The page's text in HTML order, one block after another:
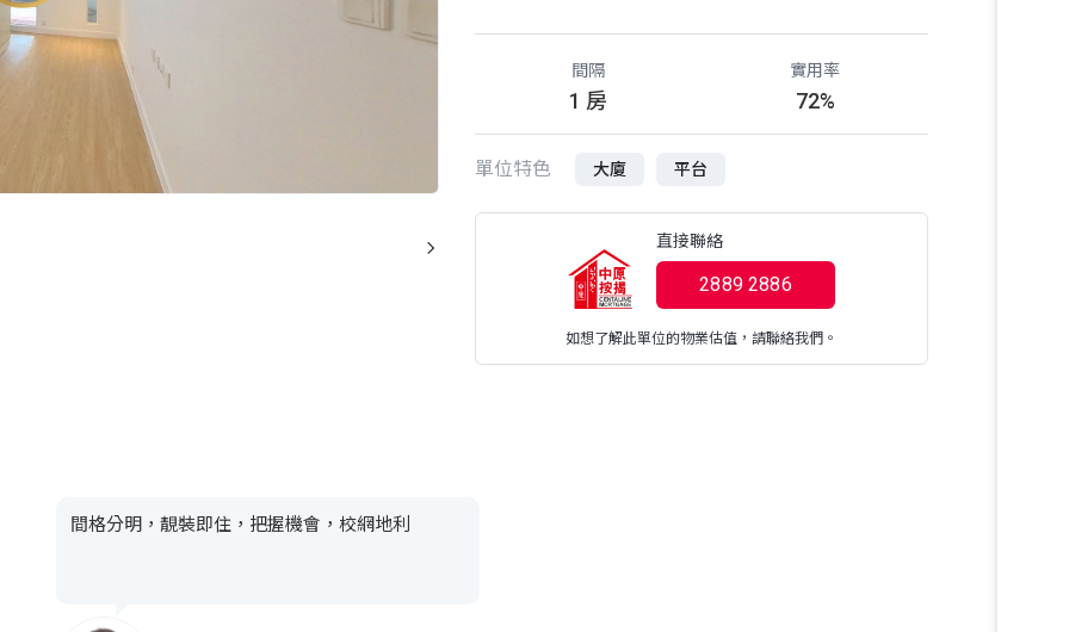
間隔
1 房
實用率
72%
單位特色 大廈 平台
直接聯絡
2889 2886
如想了解此單位的物業估值，請聯絡我們。
間格分明，靚裝即住，把握機會，校網地利